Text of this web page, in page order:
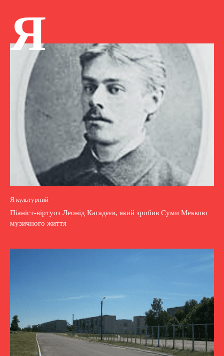
Я
Я культурний
Піаніст-віртуоз Леонід Кагадєєв, який зробив Суми Меккою
музичного життя